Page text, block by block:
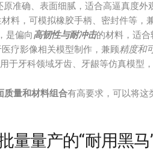
原准确、表面细腻，适合高逼真度外
材料，可模拟橡胶手柄、密封件等，
是偏向高韧性与耐冲击的材料，适合
医疗影像相关模型制作，兼顾精度和
用于牙科领域牙齿、牙龈等仿真模型
质量和材料组合有高要求，可以将这
量量产的“耐用黑马